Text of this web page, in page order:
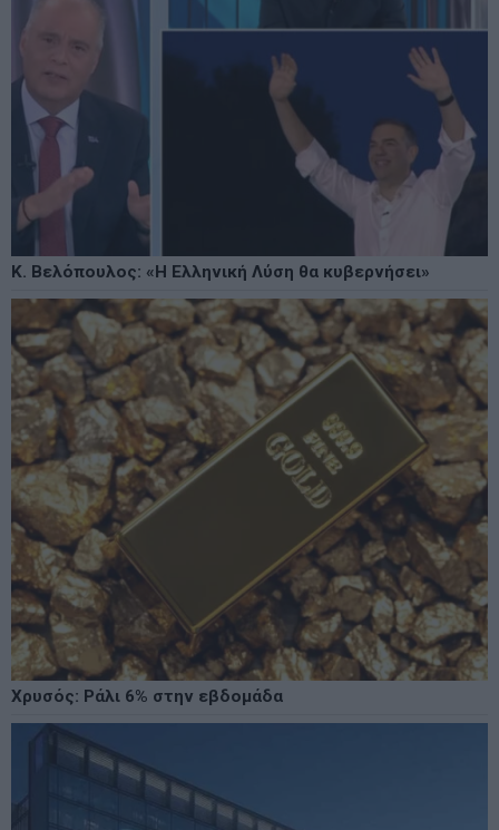
Κ. Βελόπουλος: «Η Ελληνική Λύση θα κυβερνήσει»
Χρυσός: Ράλι 6% στην εβδομάδα